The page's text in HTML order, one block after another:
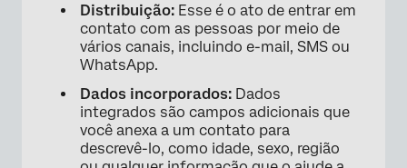
Distribuição: Esse é o ato de entrar em
contato com as pessoas por meio de
vários canais, incluindo e-mail, SMS ou
WhatsApp.
Dados incorporados: Dados
integrados são campos adicionais que
você anexa a um contato para
descrevê-lo, como idade, sexo, região